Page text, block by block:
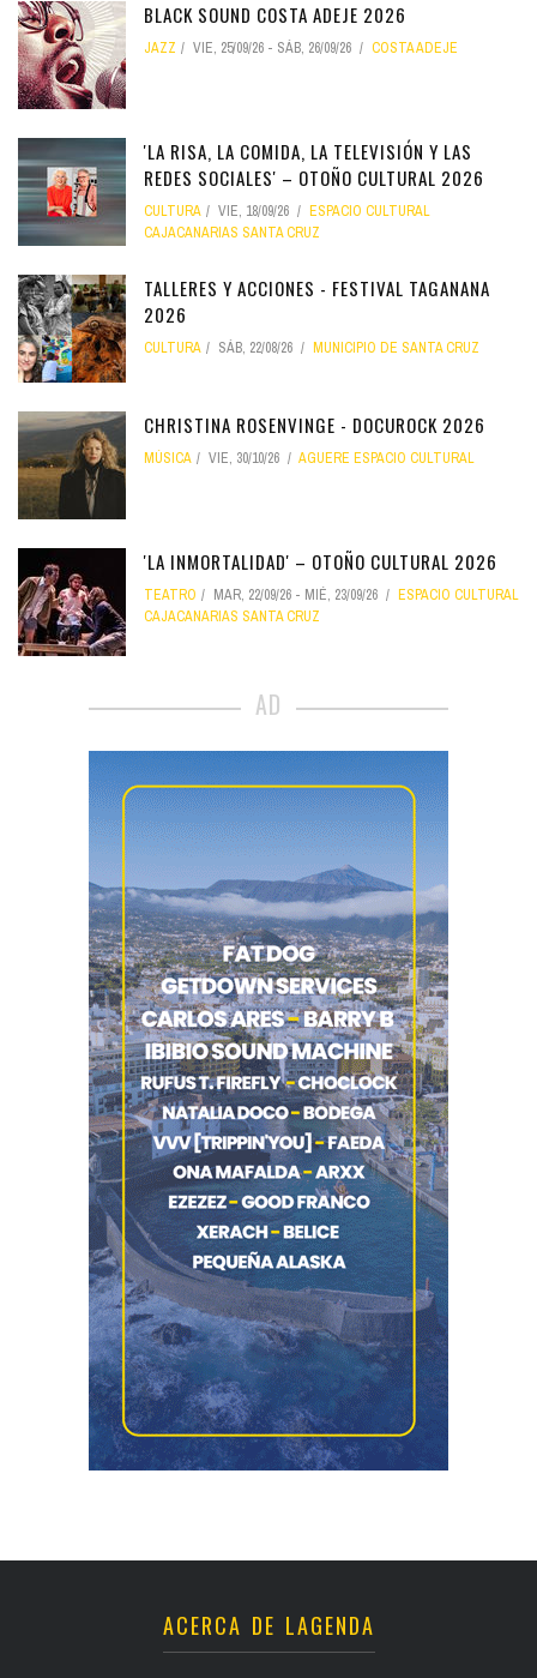
BLACK SOUND COSTA ADEJE 2026
JAZZ VIE, 25/09/26 - SÁB, 26/09/26 COSTA ADEJE
'LA RISA, LA COMIDA, LA TELEVISIÓN Y LAS
REDES SOCIALES' – OTOÑO CULTURAL 2026
CULTURA VIE, 18/09/26
ESPACIO CULTURAL
CAJACANARIAS SANTA CRUZ
TALLERES Y ACCIONES - FESTIVAL TAGANANA
2026
CULTURA SÁB, 22/08/26 MUNICIPIO DE SANTA CRUZ
CHRISTINA ROSENVINGE - DOCUROCK 2026
MÚSICA VIE, 30/10/26 AGUERE ESPACIO CULTURAL
'LA INMORTALIDAD' – OTOÑO CULTURAL 2026
TEATRO MAR, 22/09/26 - MIÉ, 23/09/26
ESPACIO CULTURAL
CAJACANARIAS SANTA CRUZ
AD
ACERCA DE LAGENDA